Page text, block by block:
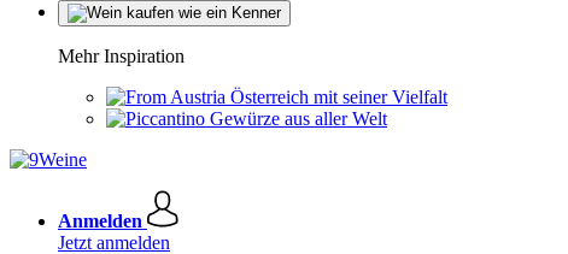
Mehr Inspiration
Österreich mit seiner Vielfalt
Gewürze aus aller Welt
Anmelden
Jetzt anmelden